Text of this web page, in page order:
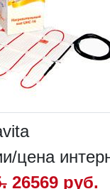
цена
26569 руб.